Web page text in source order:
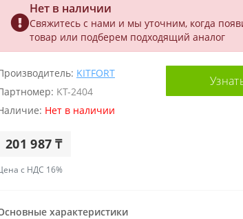
Нет в наличии
Свяжитесь с нами и мы уточним, когда
товар или подберем подходящий аналог
KITFORT
KT-2404
Нет в наличии
201 987 ₸
с НДС 16%
характеристики